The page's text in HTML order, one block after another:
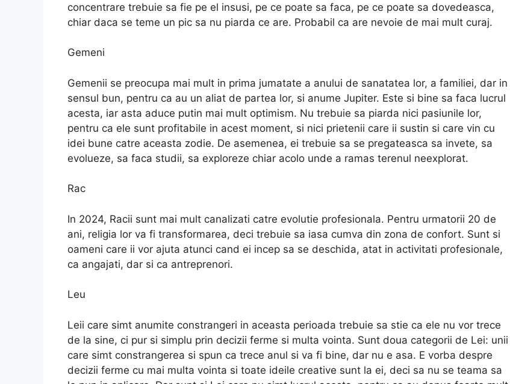
concentrare trebuie sa fie pe el insusi, pe ce poate sa faca, pe ce poate sa dovedeasca,
chiar daca se teme un pic sa nu piarda ce are. Probabil ca are nevoie de mai mult curaj.
Gemeni
Gemenii se preocupa mai mult in prima jumatate a anului de sanatatea lor, a familiei, dar in
sensul bun, pentru ca au un aliat de partea lor, si anume Jupiter. Este si bine sa faca lucrul
acesta, iar asta aduce putin mai mult optimism. Nu trebuie sa piarda nici pasiunile lor,
pentru ca ele sunt profitabile in acest moment, si nici prietenii care ii sustin si care vin cu
idei bune catre aceasta zodie. De asemenea, ei trebuie sa se pregateasca sa invete, sa
evolueze, sa faca studii, sa exploreze chiar acolo unde a ramas terenul neexplorat.
Rac
In 2024, Racii sunt mai mult canalizati catre evolutie profesionala. Pentru urmatorii 20 de
ani, religia lor va fi transformarea, deci trebuie sa iasa cumva din zona de confort. Sunt si
oameni care ii vor ajuta atunci cand ei incep sa se deschida, atat in activitati profesionale,
ca angajati, dar si ca antreprenori.
Leu
Leii care simt anumite constrangeri in aceasta perioada trebuie sa stie ca ele nu vor trece
de la sine, ci pur si simplu prin decizii ferme si multa vointa. Sunt doua categorii de Lei: unii
care simt constrangerea si spun ca trece anul si va fi bine, dar nu e asa. E vorba despre
decizii ferme cu mai multa vointa si toate ideile creative sunt la ei, deci sa nu se teama sa